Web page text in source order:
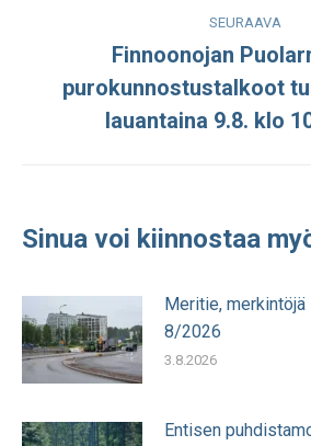
SEURAAVA
Seuraava
julkaisu:
Finnoonojan
purokunnostustalkoot
lauantaina 9.8. klo
Sinua voi kiinnostaa
Meritie,
8/2026
3.8.2026
Entisen